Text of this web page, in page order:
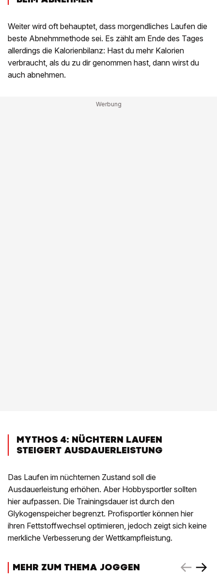
Weiter wird oft behauptet, dass morgendliches Laufen die
beste Abnehmmethode sei. Es zählt am Ende des Tages
allerdings die Kalorienbilanz: Hast du mehr Kalorien
verbraucht, als du zu dir genommen hast, dann wirst du
auch abnehmen.
MYTHOS 4: NÜCHTERN LAUFEN
STEIGERT AUSDAUERLEISTUNG
Das Laufen im nüchternen Zustand soll die
Ausdauerleistung erhöhen. Aber Hobbysportler sollten
hier aufpassen. Die Trainingsdauer ist durch den
Glykogenspeicher begrenzt. Profisportler können hier
ihren Fettstoffwechsel optimieren, jedoch zeigt sich keine
merkliche Verbesserung der Wettkampfleistung.
MEHR ZUM THEMA JOGGEN